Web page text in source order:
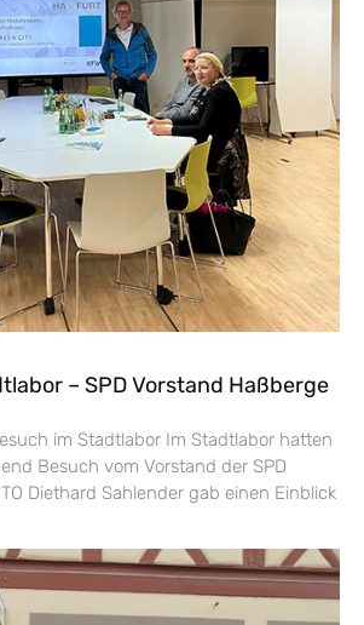
– SPD Vorstand Haßberge
im Stadtlabor Im Stadtlabor hatten
Besuch vom Vorstand der SPD
Diethard Sahlender gab einen Einblick